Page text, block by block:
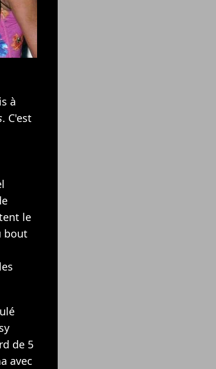
à
. C'est
le
bout
de 5
avec